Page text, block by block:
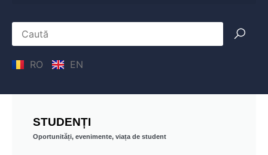
RO EN
STUDENȚI
Oportunități, evenimente, viața de student